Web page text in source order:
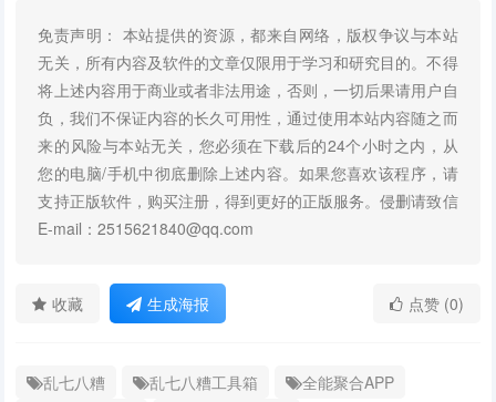
免责声明： 本站提供的资源，都来自网络，版权争议与本站
无关，所有内容及软件的文章仅限用于学习和研究目的。不得
将上述内容用于商业或者非法用途，否则，一切后果请用户自
负，我们不保证内容的长久可用性，通过使用本站内容随之而
来的风险与本站无关，您必须在下载后的24个小时之内，从
您的电脑/手机中彻底删除上述内容。如果您喜欢该程序，请
支持正版软件，购买注册，得到更好的正版服务。侵删请致信
E-mail：2515621840@qq.com
收藏 生成海报 点赞 (0)
乱七八糟 乱七八糟工具箱
全能聚合APP